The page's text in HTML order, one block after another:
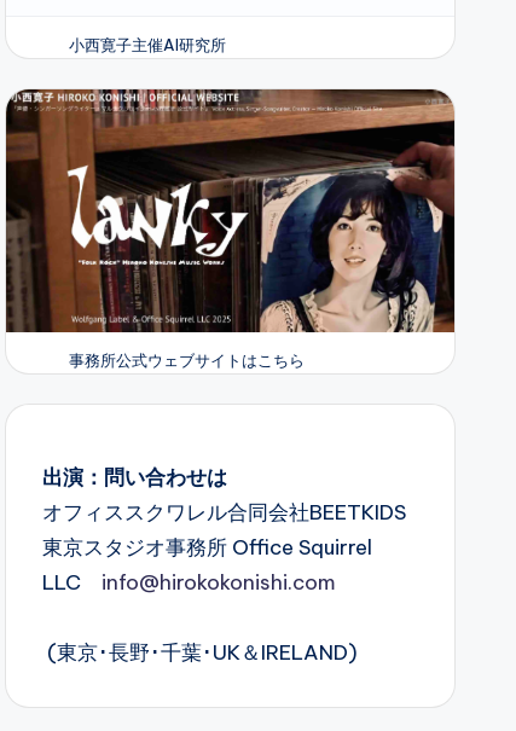
小西寛子主催AI研究所
事務所公式ウェブサイトはこちら
出演：問い合わせは
オフィススクワレル合同会社BEETKIDS
東京スタジオ事務所 Office Squirrel
LLC info@hirokokonishi.com
(東京･長野･千葉･UK＆IRELAND)